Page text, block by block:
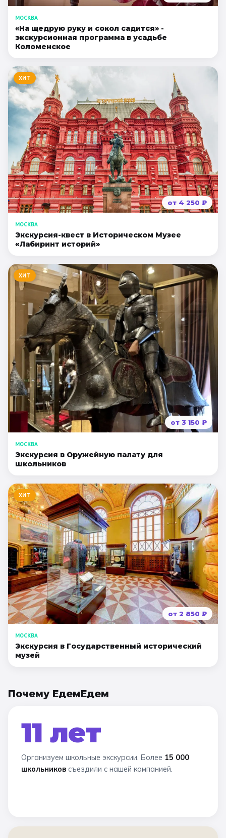
МОСКВА
«На щедрую руку и сокол садится» -
экскурсионная программа в усадьбе
Коломенское
ХИТ
от 4 250 ₽
МОСКВА
Экскурсия-квест в Историческом Музее
«Лабиринт историй»
ХИТ
от 3 150 ₽
МОСКВА
Экскурсия в Оружейную палату для
школьников
ХИТ
от 2 850 ₽
МОСКВА
Экскурсия в Гocyдapcтвeнный иcтopичecкий
мyзeй
Почему ЕдемЕдем
11 лет
Организуем школьные экскурсии. Более 15 000
школьников съездили с нашей компанией.